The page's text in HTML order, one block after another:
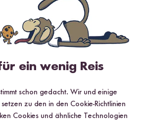
Bewertungen3 Fragen
der Bewertungen
86.7 %
ein wenig Reis
schon gedacht. Wir und einige
zu den in den Cookie-Richtlinien
Cookies und ähnliche Technologien